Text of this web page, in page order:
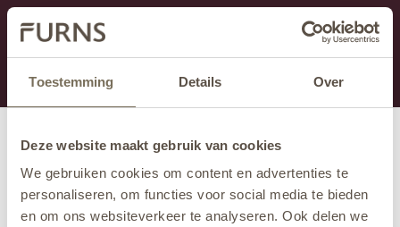
Toestemming Details Over
Deze website maakt gebruik van cookies
We gebruiken cookies om content en advertenties te
personaliseren, om functies voor social media te bieden
en om ons websiteverkeer te analyseren. Ook delen we
This section is currently under maintenance.
If you are missing information, you can call us at +31
413 745 423 or email us at info@furns.com